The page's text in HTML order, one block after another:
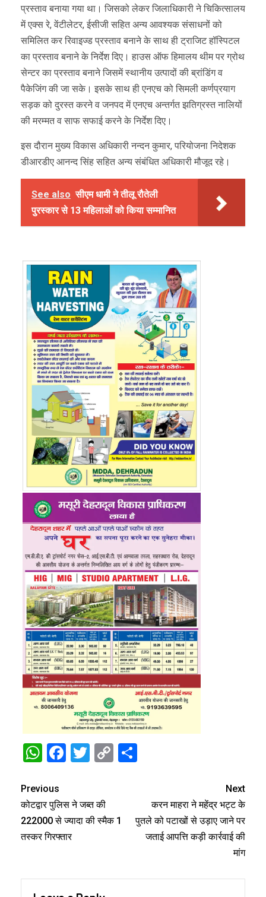
प्रस्ताव बनाया गया था। जिसको लेकर जिलाधिकारी ने चिकित्सालय
में एक्स रे, वेंटीलेटर, ईसीजी सहित अन्य आवश्यक संसाधनों को
समिलित कर रिवाइज्ड प्रस्ताव बनाने के साथ ही ट्राजिट हॉस्पिटल
का प्रस्ताव बनाने के निर्देश दिए। हाउस ऑफ हिमालय थीम पर ग्रोथ
सेन्टर का प्रस्ताव बनाने जिसमें स्थानीय उत्पादों की ब्रांडिंग व
पैकेजिंग की जा सके। इसके साथ ही एनएच को सिमली कर्णप्रयाग
सड़क को दुरस्त करने व जनपद में एनएच अन्तर्गत झतिग्रस्त नालियों
की मरम्मत व साफ सफाई करने के निर्देश दिए।
इस दौरान मुख्य विकास अधिकारी नन्दन कुमार, परियोजना निदेशक
डीआरडीए आनन्द सिंह सहित अन्य संबंधित अधिकारी मौजूद रहे।
See also सीएम धामी ने तीलू रौतेली
पुरस्कार से 13 महिलाओं को किया सम्मानित
WhatsApp
Facebook
Twitter
Copy
Previous
कोटद्वार पुलिस ने जब्त की
222000 से ज्यादा की स्मैक 1
तस्कर गिरफ्तार
Next
करन माहरा ने महेंद्र भट्ट के
पुतले को पटाखों से उड़ाए जाने पर
जताई आपत्ति कड़ी कार्रवाई की
मांग